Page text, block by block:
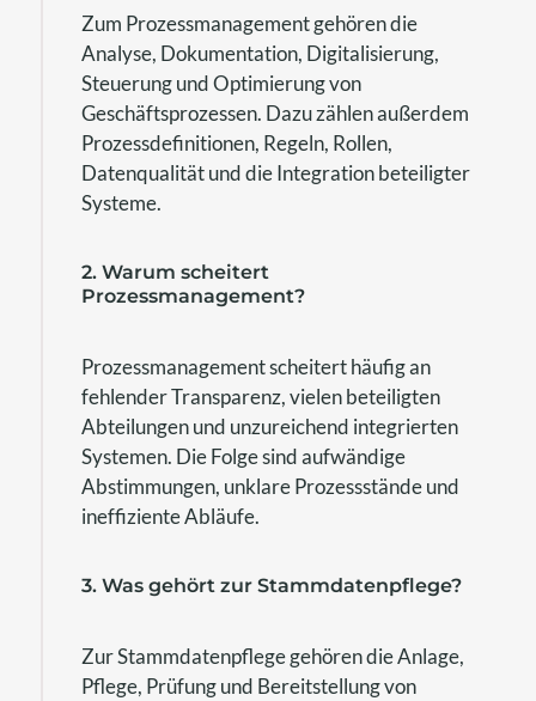
Zum Prozessmanagement gehören die
Analyse, Dokumentation, Digitalisierung,
Steuerung und Optimierung von
Geschäftsprozessen. Dazu zählen außerdem
Prozessdefinitionen, Regeln, Rollen,
Datenqualität und die Integration beteiligter
Systeme.
2. Warum scheitert
Prozessmanagement?
Prozessmanagement scheitert häufig an
fehlender Transparenz, vielen beteiligten
Abteilungen und unzureichend integrierten
Systemen. Die Folge sind aufwändige
Abstimmungen, unklare Prozessstände und
ineffiziente Abläufe.
3. Was gehört zur Stammdatenpflege?
Zur Stammdatenpflege gehören die Anlage,
Pflege, Prüfung und Bereitstellung von